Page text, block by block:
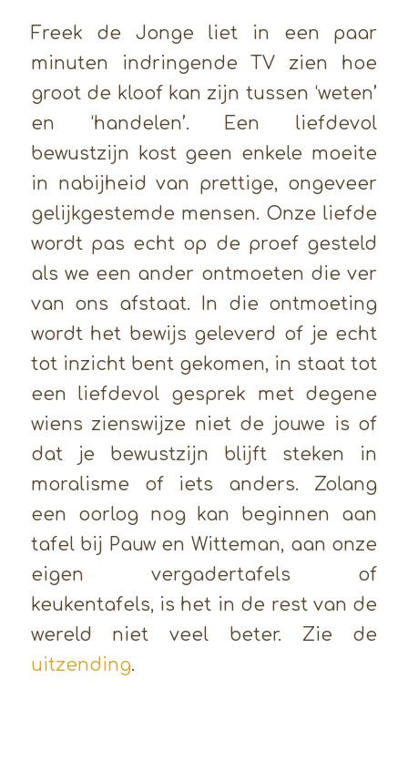
Freek de Jonge liet in een paar
minuten indringende TV zien hoe
groot de kloof kan zijn tussen ‘weten’
en ‘handelen’. Een liefdevol
bewustzijn kost geen enkele moeite
in nabijheid van prettige, ongeveer
gelijkgestemde mensen. Onze liefde
wordt pas echt op de proef gesteld
als we een ander ontmoeten die ver
van ons afstaat. In die ontmoeting
wordt het bewijs geleverd of je echt
tot inzicht bent gekomen, in staat tot
een liefdevol gesprek met degene
wiens zienswijze niet de jouwe is of
dat je bewustzijn blijft steken in
moralisme of iets anders. Zolang
een oorlog nog kan beginnen aan
tafel bij Pauw en Witteman, aan onze
eigen vergadertafels of
keukentafels, is het in de rest van de
wereld niet veel beter. Zie de
uitzending.